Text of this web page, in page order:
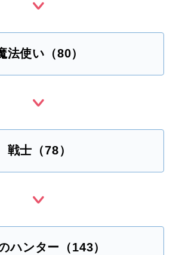
法使い（80）
戦士（78）
ハンター（143）